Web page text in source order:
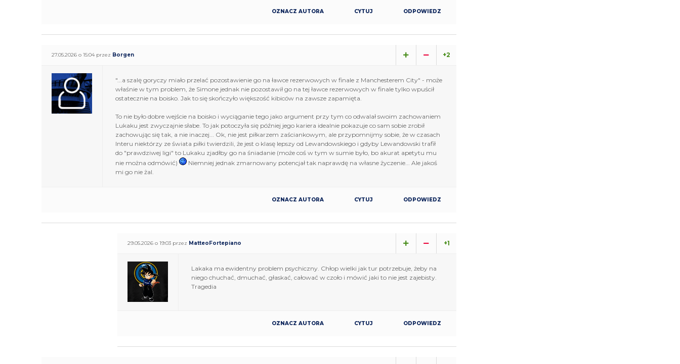
OZNACZ AUTORA CYTUJ ODPOWIEDZ
27.05.2026 o 15:04 przez Borgen +2
"...a szalę goryczy miało przelać pozostawienie go na ławce rezerwowych w finale z Manchesterem City" - może
właśnie w tym problem, że Simone jednak nie pozostawił go na tej ławce rezerwowych w finale tylko wpuścił
ostatecznie na boisko. Jak to się skończyło większość kibiców na zawsze zapamięta.
To nie było dobre wejście na boisko i wyciąganie tego jako argument przy tym co odwalał swoim zachowaniem
Lukaku jest zwyczajnie słabe. To jak potoczyła się później jego kariera idealnie pokazuje co sam sobie zrobił
zachowując się tak, a nie inaczej... Ok, nie jest piłkarzem zaściankowym, ale przypomnijmy sobie, że w czasach
Interu niektórzy ze świata piłki twierdzili, że jest o klasę lepszy od Lewandowskiego i gdyby Lewandowski trafił
do "prawdziwej ligi" to Lukaku zjadłby go na śniadanie (może coś w tym w sumie było, bo akurat apetytu mu
nie można odmówić)
Niemniej jednak zmarnowany potencjał tak naprawdę na własne życzenie... Ale jakoś
mi go nie żal.
OZNACZ AUTORA CYTUJ ODPOWIEDZ
29.05.2026 o 19:03 przez MatteoFortepiano +1
Lakaka ma ewidentny problem psychiczny. Chłop wielki jak tur potrzebuje, żeby na
niego chuchać, dmuchać, głaskać, całować w czoło i mówić jaki to nie jest zajebisty.
Tragedia
OZNACZ AUTORA CYTUJ ODPOWIEDZ